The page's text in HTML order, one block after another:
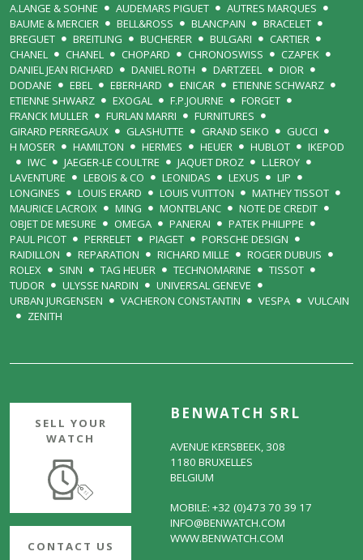
BENWATCH SRL
AVENUE KERSBEEK, 308
1180 BRUXELLES
BELGIUM
MOBILE: +32 (0)473 70 39 17
INFO@BENWATCH.COM
WWW.BENWATCH.COM
A.LANGE & SOHNE AUDEMARS PIGUET
AUTRES MARQUES
BAUME & MERCIER
BELL&ROSS BLANCPAIN
BRACELET
BREGUET
BREITLING BUCHERER BULGARI
CARTIER
CHANEL
CHANEL CHOPARD CHRONOSWISS
CZAPEK
DANIEL JEAN RICHARD
DANIEL ROTH DARTZEEL
DIOR
DODANE
EBEL EBERHARD ENICAR
ETIENNE SCHWARZ
ETIENNE SHWARZ
EXOGAL F.P.JOURNE
FORGET
FRANCK MULLER
FURLAN MARRI
FURNITURES
GIRARD PERREGAUX
GLASHUTTE GRAND SEIKO
GUCCI
H MOSER
HAMILTON HERMES HEUER HUBLOT
IKEPOD
IWC
JAEGER-LE COULTRE JAQUET DROZ
L.LEROY
LAVENTURE
LEBOIS & CO LEONIDAS LEXUS
LIP
LONGINES
LOUIS ERARD LOUIS VUITTON
MATHEY TISSOT
MAURICE LACROIX
MING MONTBLANC
NOTE DE CREDIT
OBJET DE MESURE
OMEGA PANERAI
PATEK PHILIPPE
PAUL PICOT
PERRELET PIAGET
PORSCHE DESIGN
RAIDILLON
REPARATION RICHARD MILLE
ROGER DUBUIS
ROLEX
SINN TAG HEUER TECHNOMARINE
TISSOT
TUDOR
ULYSSE NARDIN
UNIVERSAL GENEVE
URBAN JURGENSEN
VACHERON CONSTANTIN VESPA
VULCAIN
ZENITH
SELL YOUR
WATCH
CONTACT US